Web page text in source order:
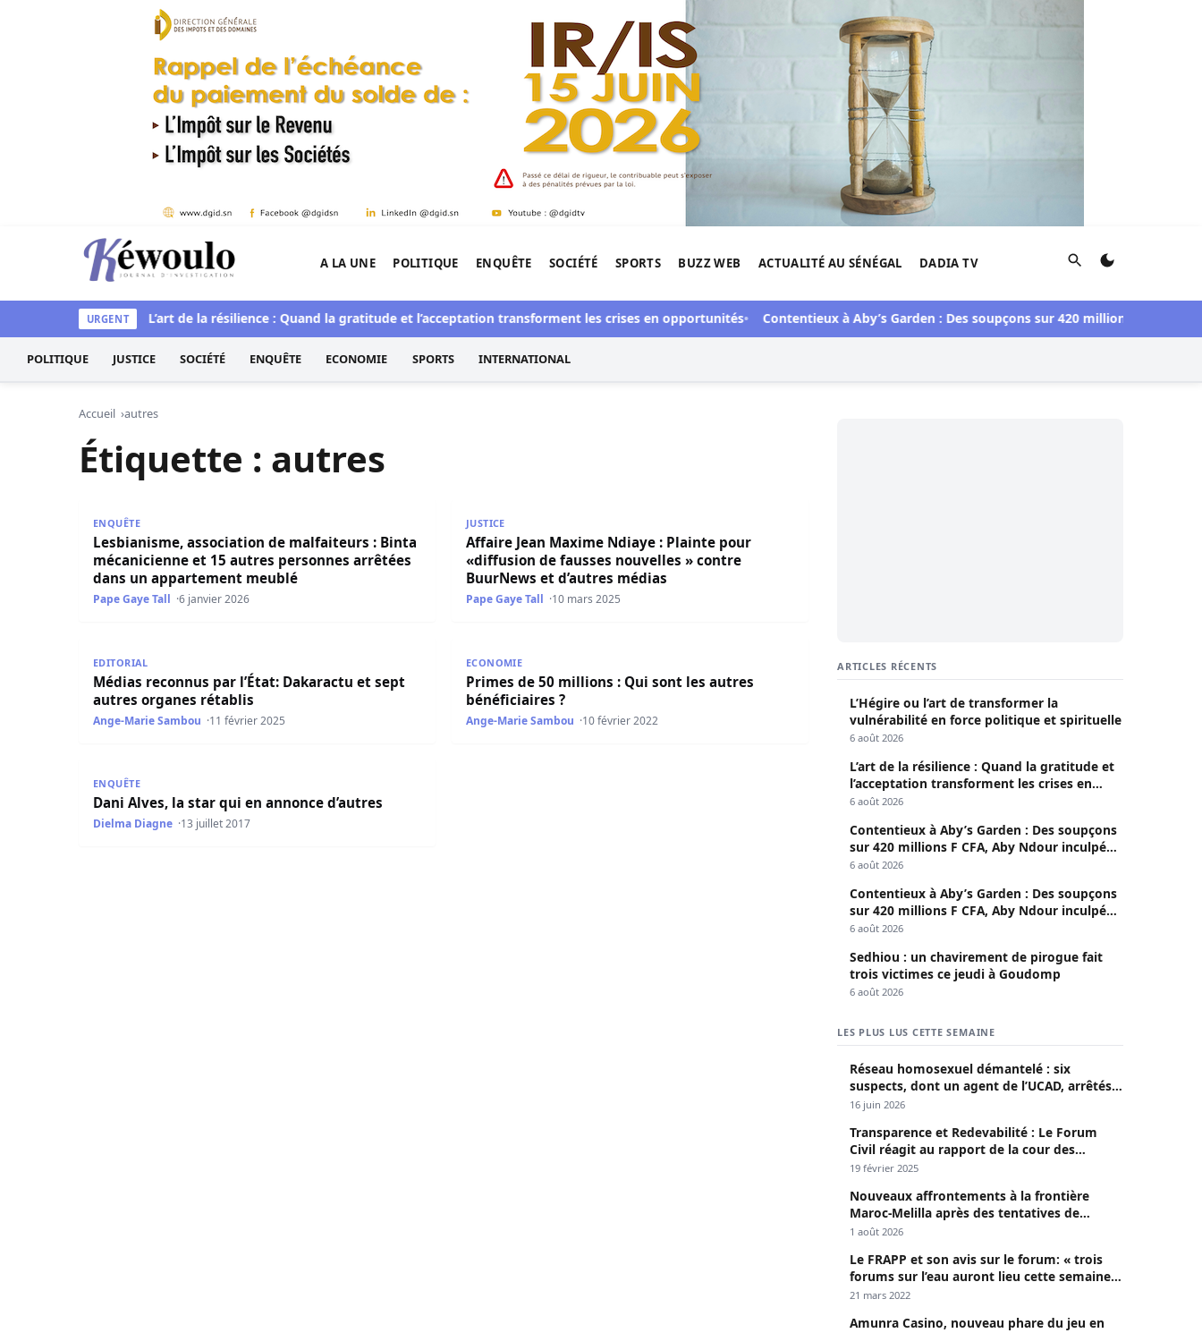
Aller au contenu
Kéwoulo, le premier site d'information et d'investigation de l'Afrique.
A LA UNE POLITIQUE ENQUÊTE SOCIÉTÉ SPORTS BUZZ WEB ACTUALITÉ AU SÉNÉGAL DADIA TV Rechercher
URGENT
et spirituelle L’art de la résilience : Quand la gratitude et l’acceptation transforment les crises en opportunités Contentieux à Aby’s Garden : Des soupçons sur 420 millions F CFA, Aby
POLITIQUE JUSTICE SOCIÉTÉ ENQUÊTE ECONOMIE SPORTS INTERNATIONAL
Accueil autres
Étiquette : autres
ENQUÊTE
Lesbianisme, association de malfaiteurs : Binta
mécanicienne et 15 autres personnes arrêtées
dans un appartement meublé
Pape Gaye Tall 6 janvier 2026
JUSTICE
Affaire Jean Maxime Ndiaye : Plainte pour
«diffusion de fausses nouvelles » contre
BuurNews et d’autres médias
Pape Gaye Tall 10 mars 2025
EDITORIAL
Médias reconnus par l’État: Dakaractu et sept
autres organes rétablis
Ange-Marie Sambou 11 février 2025
ECONOMIE
Primes de 50 millions : Qui sont les autres
bénéficiaires ?
Ange-Marie Sambou 10 février 2022
ENQUÊTE
Dani Alves, la star qui en annonce d’autres
Dielma Diagne 13 juillet 2017
ARTICLES RÉCENTS
L’Hégire ou l’art de transformer la
vulnérabilité en force politique et spirituelle
6 août 2026
L’art de la résilience : Quand la gratitude et
l’acceptation transforment les crises en
opportunités
6 août 2026
Contentieux à Aby’s Garden : Des soupçons
sur 420 millions F CFA, Aby Ndour inculpée
pour abus de biens sociaux
6 août 2026
Contentieux à Aby’s Garden : Des soupçons
sur 420 millions F CFA, Aby Ndour inculpée
pour abus de biens sociaux
6 août 2026
Sedhiou : un chavirement de pirogue fait
trois victimes ce jeudi à Goudomp
6 août 2026
LES PLUS LUS CETTE SEMAINE
Réseau homosexuel démantelé : six
suspects, dont un agent de l’UCAD, arrêtés à
Keur Massar ; l’un avoue avoir propagé le
16 juin 2026
Transparence et Redevabilité : Le Forum
Civil réagit au rapport de la cour des
comptes
19 février 2025
Nouveaux affrontements à la frontière
Maroc-Melilla après des tentatives de
passage
1 août 2026
Le FRAPP et son avis sur le forum: « trois
forums sur l’eau auront lieu cette semaine à
Dakar »
21 mars 2022
Amunra Casino, nouveau phare du jeu en